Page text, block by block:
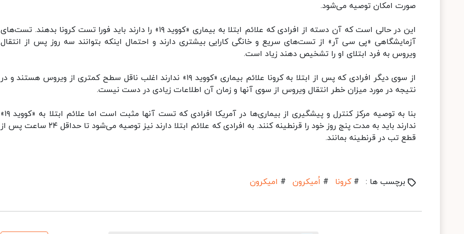
صورت امکان توصیه می‌شود.
این در حالی است که آن دسته از افرادی که علائم ابتلا به بیماری «کووید ۱۹» را دارند باید فورا تست کرونا بدهند. تست‌های
آزمایشگاهی «پی سی آر» از تست‌های سریع و خانگی کارایی بیشتری دارند و احتمال اینکه بتوانند سه روز پس از انتقال
ویروس به فرد ابتلای او را تشخیص دهند زیاد است.
از سوی دیگر افرادی که پس از ابتلا به کرونا علائم بیماری «کووید ۱۹» ندارند اغلب ناقل سطح کمتری از ویروس هستند و در
نتیجه در مورد میزان خطر انتقال ویروس از سوی آنها و زمان آن اطلاعات زیادی در دست نیست.
بنا به توصیه مرکز کنترل و پیشگیری از بیماری‌ها در آمریکا افرادی که تست آنها مثبت است اما علائم ابتلا به «کووید ۱۹»
ندارند باید به مدت پنج روز خود را قرنطینه کنند. به افرادی که علائم ابتلا دارند نیز توصیه می‌شود تا حداقل ۲۴ ساعت پس از
قطع تب در قرنطینه بمانند.
برچسب ها : # کرونا # اُمیکرون # امیکرون